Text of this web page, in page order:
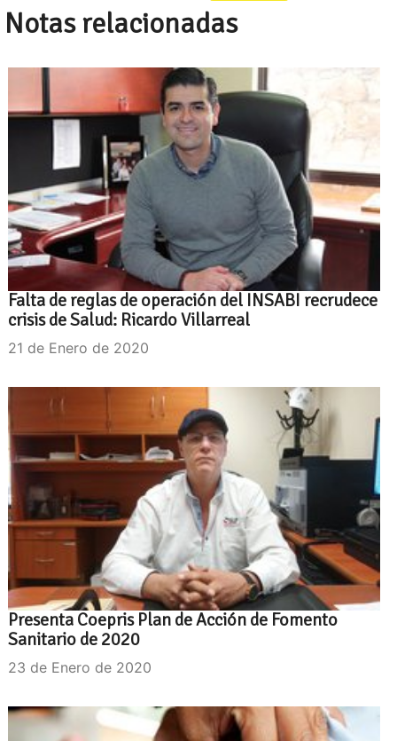
Notas relacionadas
Falta de reglas de operación del INSABI recrudece
crisis de Salud: Ricardo Villarreal
21 de Enero de 2020
Presenta Coepris Plan de Acción de Fomento
Sanitario de 2020
23 de Enero de 2020